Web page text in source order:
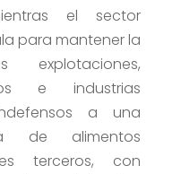
el sector
para mantener la
e industrias
a una
de alimentos
terceros, con